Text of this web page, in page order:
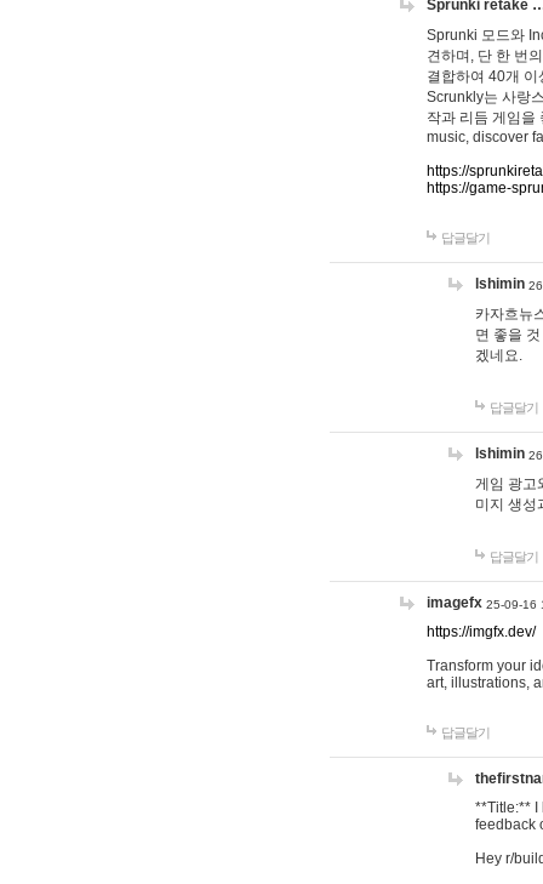
Sprunki retake
Sprunki 모드와
견하며, 단 한 번
결합하여 40개
Scrunkly는 사랑
작과 리듬 게임을
music, discover
https://
https://game-
답글달기
lshimin
카자흐뉴
면 좋을
겠네요.
답글달기
lshimin
게임 광고
미지 생성
답글달기
imagefx 25-09-16
https://imgfx.dev/
Transform your
art, illustrations,
답글달기
**Title:** I
feedback
Hey r/